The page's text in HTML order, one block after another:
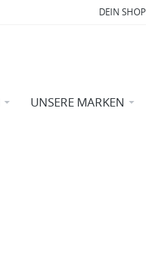
DEIN SHOP
UNSERE MARKEN